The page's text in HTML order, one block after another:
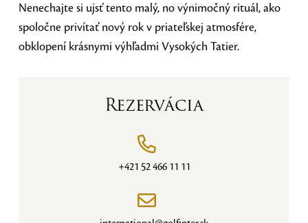
Nenechajte si ujsť tento malý, no výnimočný rituál, ako
spoločne privítať nový rok v priateľskej atmosfére,
obklopení krásnymi výhľadmi Vysokých Tatier.
Rezervácia
+421 52 466 11 11